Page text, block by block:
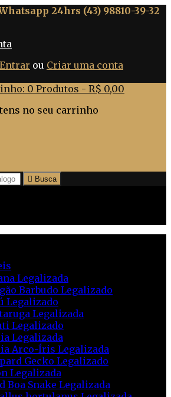
24hrs (43) 98810-39-32
Entrar ou Criar uma conta
0 Produtos - R$ 0,00
no seu carrinho
 Busca
Legalizada
Barbudo Legalizado
Legalizado
Legalizada
Legalizado
Legalizada
Arco-Íris Legalizada
Gecko Legalizado
Legalizada
Boa Snake Legalizada